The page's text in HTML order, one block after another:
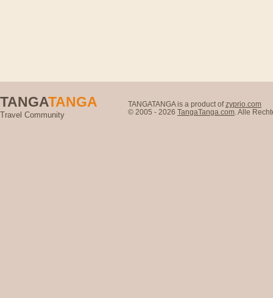
TANGATANGA
Travel Community
TANGATANGA is a product ofzyprio.com
© 2005 - 2026 TangaTanga.com . Alle